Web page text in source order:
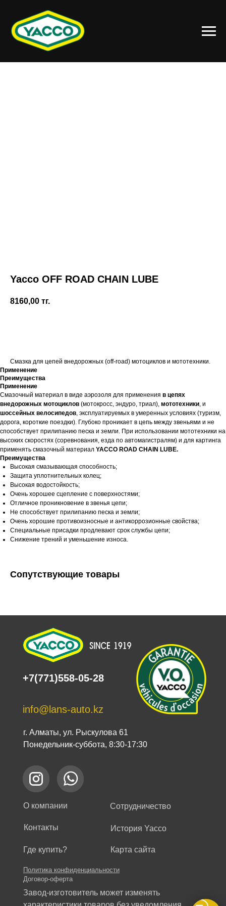
Yacco OFF ROAD CHAIN LUBE
8160,00 тг.
Смазка для цепей внедорожных (off-road) мотоциклов и мототехники.
Применение
Преимущества
Применение
Смазочный материал в виде аэрозоля для применения в цепях
внедорожных мотоциклов (мотокросс, эндуро, триал), мототехники, и
шоссейных велосипедов, эксплуатируемых в умеренных условиях (туризм,
дорога, короткие поездки). Глубоко проникает в цепь между звеньями и не
способствует прилипанию песка и земли. При использовании мототехники на
высоких скоростях (соревнования, езда по автомагистралям) и для картинга
применять смазочный материал YACCO ROAD CHAIN LUBE.
Преимущества
Высокая смазывающая способность;
Защита уплотнительных колец;
Высокая водостойкость;
Очень хорошее сцепление с поверхностями;
Отличное проникновение в звенья цепи;
Не способствует прилипанию песка и земли;
Очень хорошие противоизносные и антикоррозионные свойства;
Специальные присадки продлевают срок службы цепи;
Снижение трений и уменьшение износа.
Сопутствующие товары
Политика конфиденциальности
Договор-оферта
О компании Сотрудничество
Контакты
Где купить?
История Yacco
+7(771)558-05-28
info@lans-auto.kz
г. Алматы, ул. Рыскулова 61
Понедельник-суббота, 8:30-17:30
Карта сайта
Завод-изготовитель может изменять